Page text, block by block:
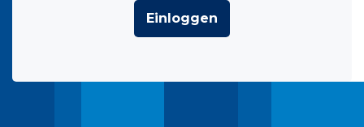
Einloggen